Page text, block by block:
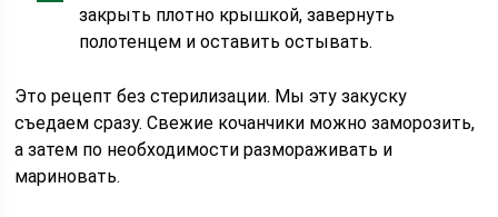
закрыть плотно крышкой, завернуть
полотенцем и оставить остывать.
Это рецепт без стерилизации. Мы эту закуску
съедаем сразу. Свежие кочанчики можно заморозить,
а затем по необходимости размораживать и
мариновать.